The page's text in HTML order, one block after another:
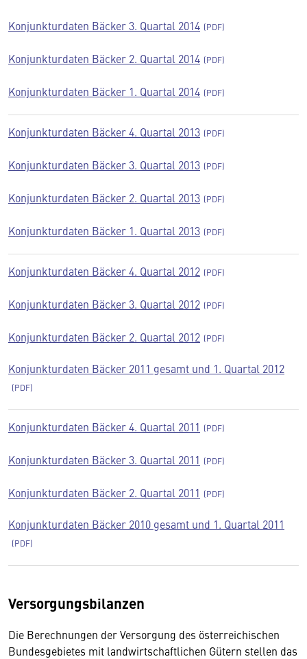
Konjunkturdaten Bäcker 3. Quartal 2014
Konjunkturdaten Bäcker 2. Quartal 2014
Konjunkturdaten Bäcker 1. Quartal 2014
Konjunkturdaten Bäcker 4. Quartal 2013
Konjunkturdaten Bäcker 3. Quartal 2013
Konjunkturdaten Bäcker 2. Quartal 2013
Konjunkturdaten Bäcker 1. Quartal 2013
Konjunkturdaten Bäcker 4. Quartal 2012
Konjunkturdaten Bäcker 3. Quartal 2012
Konjunkturdaten Bäcker 2. Quartal 2012
Konjunkturdaten Bäcker 2011 gesamt und 1. Quartal 2012
Konjunkturdaten Bäcker 4. Quartal 2011
Konjunkturdaten Bäcker 3. Quartal 2011
Konjunkturdaten Bäcker 2. Quartal 2011
Konjunkturdaten Bäcker 2010 gesamt und 1. Quartal 2011
Versorgungsbilanzen
Die Berechnungen der Versorgung des österreichischen
Bundesgebietes mit landwirtschaftlichen Gütern stellen das